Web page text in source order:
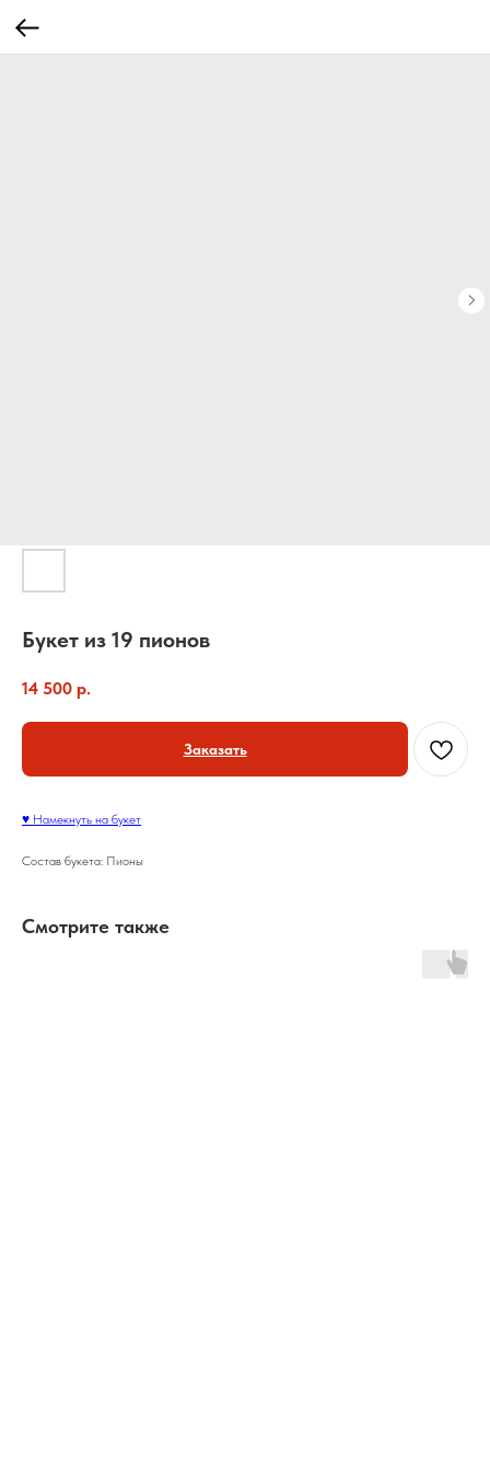
Букет из 19 пионов
14 500 р.
Заказать
♥ Намекнуть на букет
Состав букета: Пионы
Смотрите также